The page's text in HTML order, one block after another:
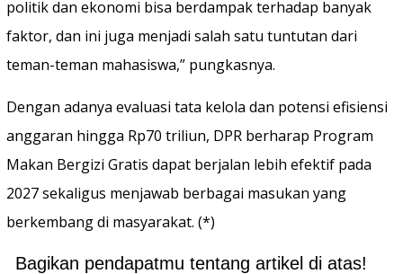
politik dan ekonomi bisa berdampak terhadap banyak
faktor, dan ini juga menjadi salah satu tuntutan dari
teman-teman mahasiswa,” pungkasnya.
Dengan adanya evaluasi tata kelola dan potensi efisiensi
anggaran hingga Rp70 triliun, DPR berharap Program
Makan Bergizi Gratis dapat berjalan lebih efektif pada
2027 sekaligus menjawab berbagai masukan yang
berkembang di masyarakat. (*)
Bagikan pendapatmu tentang artikel di atas!